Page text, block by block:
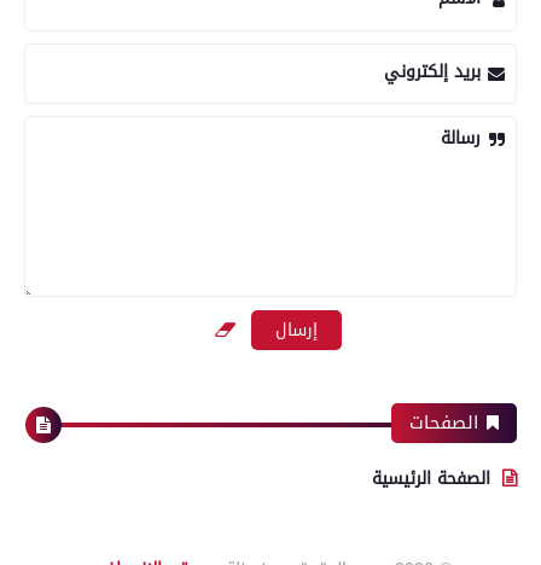
بريد إلكتروني
رسالة
الصفحات
الصفحة الرئيسية